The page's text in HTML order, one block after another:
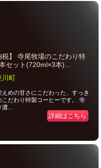
税】 寺尾牧場のこだわり特
セット(720ml×3本)...
川町
めの甘さにこだわった、すっき
こだわり特製コーヒーです。 寺
濃...
詳細はこちら